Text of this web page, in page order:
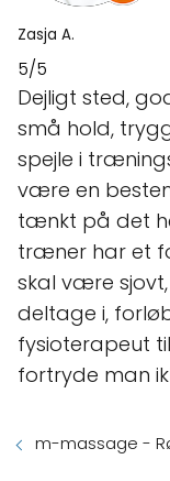
Zasja A.
5/5
Dejligt sted,
små hold,
spejle i
være en
tænkt på det
træner har et
skal være
deltage i,
fysioterapeut
fortryde man
m-massage -